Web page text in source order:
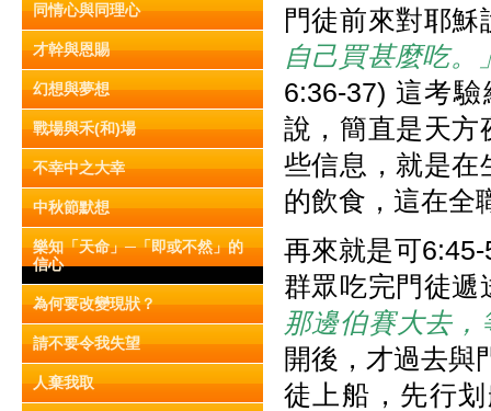
同情心與同理心
才幹與恩賜
幻想與夢想
戰場與禾(和)場
不幸中之大幸
中秋節默想
樂知「天命」─「即或不然」的
信心
為何要改變現狀？
請不要令我失望
人棄我取
門徒前來對耶穌
自己買甚麼吃。
6:36-37) 這考
說，簡直是天方
些信息，就是在
的飲食，這在全
再來就是可
群眾吃完門徒遞
那邊伯賽大去
開後，才過去與
徒上船，先行